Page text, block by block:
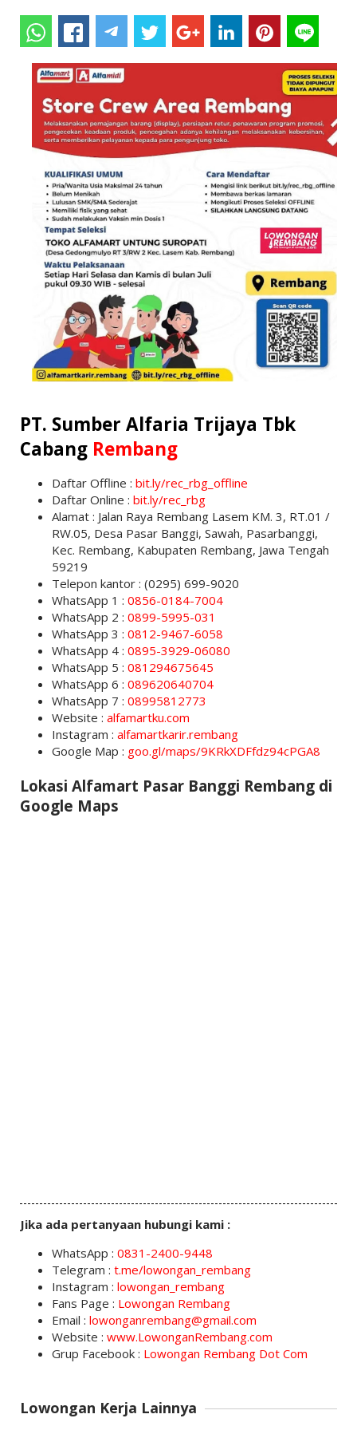
PT. Sumber Alfaria Trijaya Tbk
Cabang Rembang
Daftar Offline : bit.ly/rec_rbg_offline
Daftar Online : bit.ly/rec_rbg
Alamat : Jalan Raya Rembang Lasem KM. 3, RT.01 /
RW.05, Desa Pasar Banggi, Sawah, Pasarbanggi,
Kec. Rembang, Kabupaten Rembang, Jawa Tengah
59219
Telepon kantor : (0295) 699-9020
WhatsApp 1 : 0856-0184-7004
WhatsApp 2 : 0899-5995-031
WhatsApp 3 : 0812-9467-6058
WhatsApp 4 : 0895-3929-06080
WhatsApp 5 : 081294675645
WhatsApp 6 : 089620640704
WhatsApp 7 : 08995812773
Website : alfamartku.com
Instagram : alfamartkarir.rembang
Google Map : goo.gl/maps/9KRkXDFfdz94cPGA8
Lokasi Alfamart Pasar Banggi Rembang di
Google Maps
Jika ada pertanyaan hubungi kami :
WhatsApp : 0831-2400-9448
Telegram : t.me/lowongan_rembang
Instagram : lowongan_rembang
Fans Page : Lowongan Rembang
Email : lowonganrembang@gmail.com
Website : www.LowonganRembang.com
Grup Facebook : Lowongan Rembang Dot Com
Lowongan Kerja Lainnya